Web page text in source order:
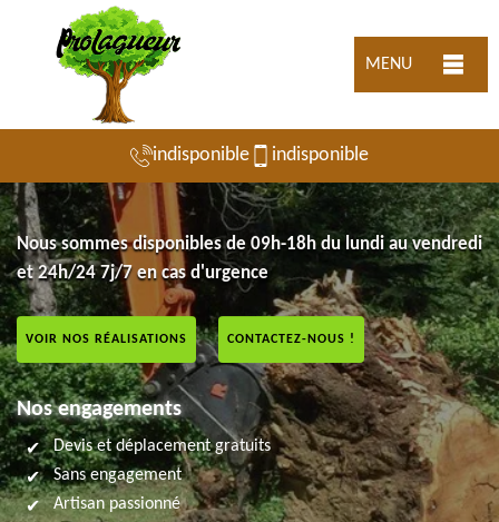
MENU
indisponible indisponible
Nous sommes disponibles de 09h-18h du lundi au vendredi
et 24h/24 7j/7 en cas d'urgence
VOIR NOS RÉALISATIONS CONTACTEZ-NOUS !
Nos engagements
Devis et déplacement gratuits
Sans engagement
Artisan passionné